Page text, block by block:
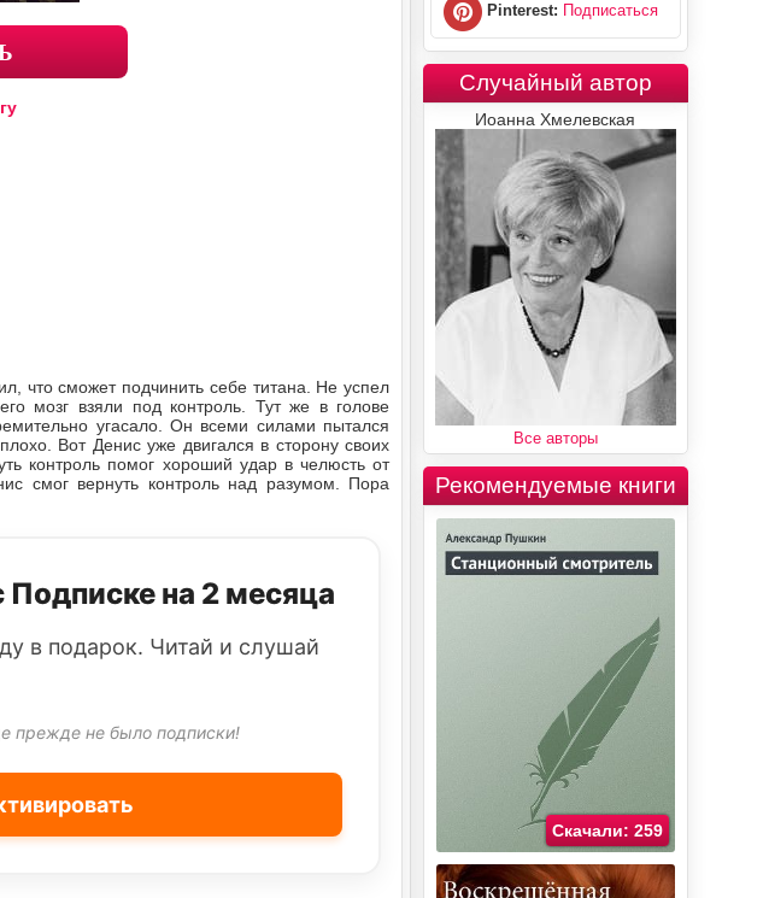
что сможет подчинить себе титана. Не успел
мозг взяли под контроль. Тут же в голове
угасало. Он всеми силами пытался
Вот Денис уже двигался в сторону своих
контроль помог хороший удар в челюсть от
смог вернуть контроль над разумом. Пора
на 2 месяца
в подарок. Читай и слушай
прежде не было подписки!
Pinterest: Подписаться
Случайный автор
Иоанна Хмелевская
Все авторы
Рекомендуемые книги
Скачали: 259